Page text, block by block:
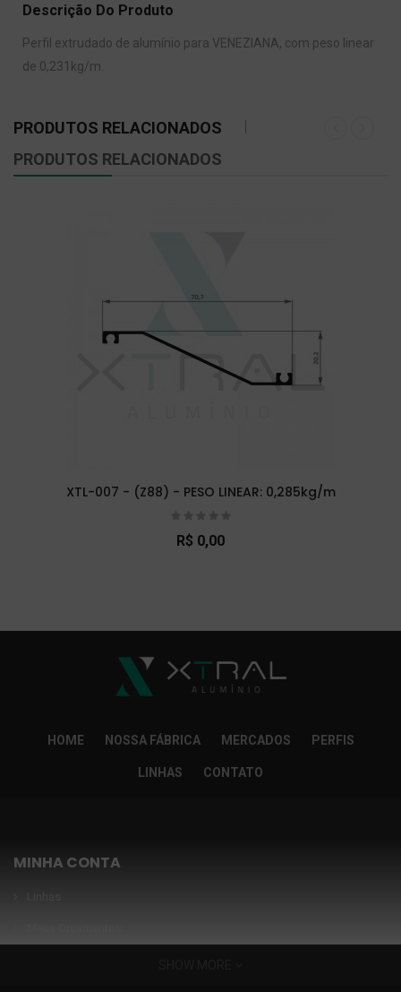
Descrição Do Produto
Perfil extrudado de alumínio para VENEZIANA, com peso linear
de 0,231kg/m.
PRODUTOS RELACIONADOS
PRODUTOS RELACIONADOS
XTL-007 - (Z88) - PESO LINEAR: 0,285kg/m
R$ 0,00
HOME NOSSA FÁBRICA MERCADOS PERFIS
LINHAS CONTATO
MINHA CONTA